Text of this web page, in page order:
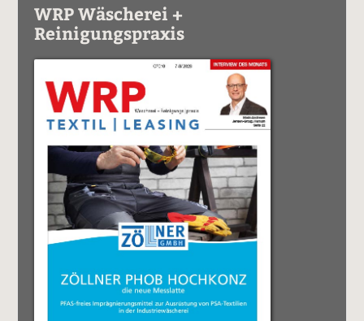
WRP Wäscherei +
Reinigungspraxis